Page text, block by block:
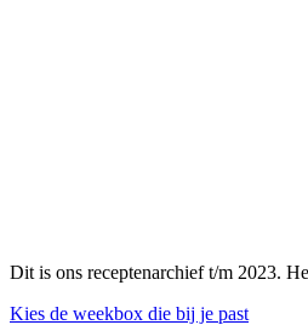
Dit is ons receptenarchief t/m 2023.
Kies de weekbox die bij je past